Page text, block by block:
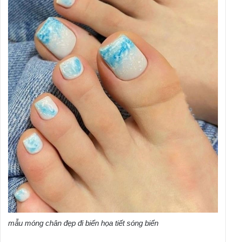
mẫu móng chân đẹp đi biển họa tiết sóng biển